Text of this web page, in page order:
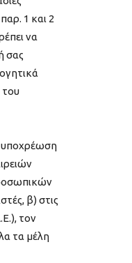
1 και 2
να
σας
του
υποχρέωση
β) στις
τον
τα μέλη